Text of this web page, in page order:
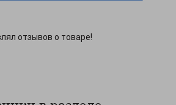
отзывов о товаре!